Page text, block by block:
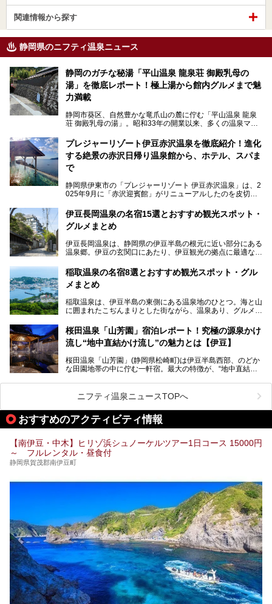
関連情報から探す
静岡県のニフティ温泉ニュース
静岡のガチな秘湯「平山温泉 龍泉荘 御殿乳母の
湯」を徹底レポート！極上湯から館内グルメまで魅
力満載
静岡市葵区、自然豊かな竜爪山の麓に佇む「平山温泉 龍泉
荘 御殿乳母の湯」。昭和33年の開業以来、多くの温泉マニ
極上温泉です。お湯はもちろん、実はグルメも揃っているん
です。多くのファンを持つ、その圧倒的なこだわりと魅力を
解説します。
プレジャーリゾート伊豆赤沢温泉を徹底紹介！進化
する絶景の赤沢日帰り温泉館から、ホテル、スパま
で
静岡県伊東市の「プレジャーリゾート 伊豆赤沢温泉」は、2
025年9月に「赤沢迎賓館」がリニューアルしたのを皮切り
館」、「RED 28 HOTEL」がリニューアル。さらにこのあ
とグランピング施設のGRAX EARTH FIELD（グラックスア
ースフィールド）、大型屋内アミューズメント施設のPLEA
予定。
ャー施設など、現在リニューアルオープンしている施設を中
心に、家族連れでも大人だけでも、おひとりさまでも多彩な
楽しみ方ができる「プレジャーリゾート 伊豆赤沢温泉」を
───
この記事はプレジャーリゾート 伊豆赤沢温泉のPR記事で
す。
伊豆長岡温泉の名宿15選とおすすめ観光スポット・
グルメまとめ
伊豆長岡温泉は、静岡県の伊豆半島の根元に近い部分にある
温泉郷。伊豆の玄関口にあたり、伊豆観光の拠点に最適な立
ちろん日帰りでも楽しめるのが魅力です。
この記事では、伊豆長岡温泉の歴史や魅力、おすすめの宿を
る温泉施設も紹介します！
稲取温泉の名宿8選とおすすめ観光スポット・グル
メまとめ
稲取温泉は、伊豆半島の東側にある温泉地のひとつ。海と山
に囲まれたこぢんまりとした街ながら、温泉あり、グルメあ
京からは約2時間30分、直通電車もありアクセスしやすいの
もうれしいところ。
入れる温泉施設、チェックしたい観光スポットやアクティビ
ティなどを一挙にまとめピックアップ。伊豆稲取温泉を訪れ
桜田温泉「山芳園」宿泊レポート！究極の源泉かけ
流し“地中直結かけ流し”の魅力とは【伊豆】
桜田温泉「山芳園」(静岡県松崎町)は伊豆半島西部、のどか
な田園地帯の中に佇む一軒宿。最大の特徴が、“地中直結か
地下に眠る源泉を加水・加温・消毒無し、さらには途中過程
で空気にも触れさせることなく浴槽まで提供。「究極の源泉
かけ流し」と言っても決して過言ではありません。
今回、桜田温泉「山芳園」の“温泉”を中心に、その魅力を詳
細レポート。また口コミの評判も非常に高い宿であり、客室
や食事も併せて徹底紹介します！
ニフティ温泉ニュースTOPへ
おすすめのアクティビティ情報
【南伊豆・中木】ヒリゾ浜シュノーケルツアー1日コース 15000円
～ フルレンタル・昼食付
静岡県賀茂郡南伊豆町